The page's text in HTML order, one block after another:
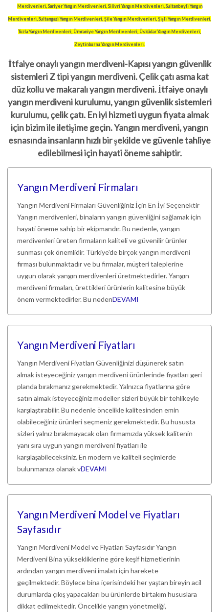
Merdivenleri, Sariyer Yangın Merdivenleri, Silivri Yangın Merdivenleri, Sultanbeyli Yangın
Merdivenleri, Sultangazi Yangın Merdivenleri, Şile Yangın Merdivenleri, Şişli Yangın Merdivenleri,
Tuzla Yangın Merdivenleri, Ümraniye Yangın Merdivenleri, Üsküdar Yangın Merdivenleri,
Zeytinburnu Yangın Merdivenleri.
İtfaiye onaylı yangın merdiveni-Kapısı yangın güvenlik
sistemleri Z tipi yangın merdiveni. Çelik çatı asma kat
düz kollu ve makaralı yangın merdiveni. İtfaiye onaylı
yangın merdiveni kurulumu, yangın güvenlik sistemleri
kurulumu, çelik çatı. En iyi hizmeti uygun fiyata almak
için bizim ile iletişime geçin. Yangın merdiveni, yangın
esnasında insanların hızlı bir şekilde ve güvenle tahliye
edilebilmesi için hayati öneme sahiptir.
Yangın Merdiveni Firmaları
Yangın Merdiveni Firmaları Güvenliğiniz İçin En İyi Seçenektir
Yangın merdivenleri, binaların yangın güvenliğini sağlamak için
hayati öneme sahip bir ekipmandır. Bu nedenle, yangın
merdivenleri üreten firmaların kaliteli ve güvenilir ürünler
sunması çok önemlidir. Türkiye'de birçok yangın merdiveni
firması bulunmaktadır ve bu firmalar, müşteri taleplerine
uygun olarak yangın merdivenleri üretmektedirler. Yangın
merdiveni firmaları, ürettikleri ürünlerin kalitesine büyük
önem vermektedirler. Bu nedenDEVAMI
Yangın Merdiveni Fiyatları
Yangın Merdiveni Fiyatları Güvenliğinizi düşünerek satın
almak isteyeceğiniz yangın merdiveni ürünlerinde fiyatları geri
planda bırakmanız gerekmektedir. Yalnızca fiyatlarına göre
satın almak isteyeceğiniz modeller sizleri büyük bir tehlikeyle
karşılaştırabilir. Bu nedenle öncelikle kalitesinden emin
olabileceğiniz ürünleri seçmeniz gerekmektedir. Bu hususta
sizleri yalnız bırakmayacak olan firmamızda yüksek kalitenin
yanı sıra uygun yangın merdiveni fiyatları ile
karşılaşabileceksiniz. En modern ve kaliteli seçimlerde
bulunmanıza olanak vDEVAMI
Yangın Merdiveni Model ve Fiyatları
Sayfasıdır
Yangın Merdiveni Model ve Fiyatları Sayfasıdır Yangın
Merdiveni Bina yüksekliklerine göre keşif hizmetlerinin
ardından yangın merdiveni imalatı için harekete
geçilmektedir. Böylece bina içerisindeki her yaştan bireyin acil
durumlarda çıkış yapacakları bu ürünlerde birtakım hususlara
dikkat edilmektedir. Öncelikle yangın yönetmeliği,